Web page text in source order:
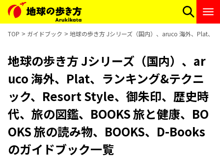
TOP ガイドブック 地球の歩き方 Jシリーズ（国内）、aruco 海外、Plat、
地球の歩き方 Jシリーズ（国内）、ar
uco 海外、Plat、ランキング&テクニ
ック、Resort Style、御朱印、歴史時
代、旅の図鑑、BOOKS 旅と健康、BO
OKS 旅の読み物、BOOKS、D-Books
のガイドブック一覧